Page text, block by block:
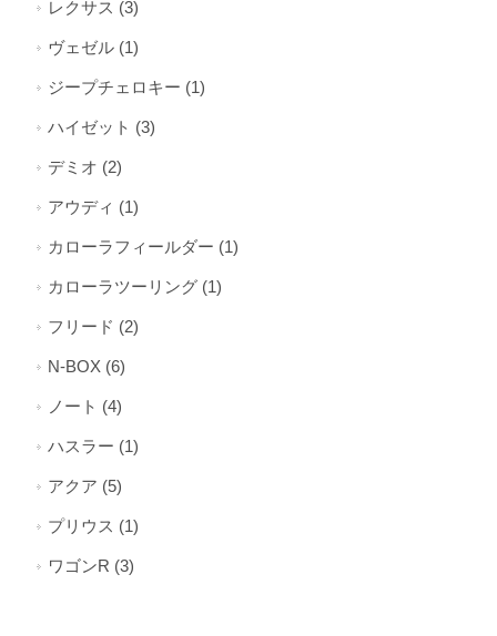
レクサス (3)
ヴェゼル (1)
ジープチェロキー (1)
ハイゼット (3)
デミオ (2)
アウディ (1)
カローラフィールダー (1)
カローラツーリング (1)
フリード (2)
N-BOX (6)
ノート (4)
ハスラー (1)
アクア (5)
プリウス (1)
ワゴンR (3)